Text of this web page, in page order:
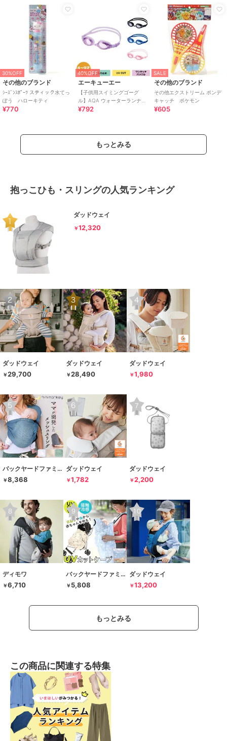
30%OFF
その他のブランド
ｼｰｽﾞﾝｽﾎﾟｰﾂ スティック水てっ
ぽう ハローキティ
¥770
40%OFF
エーキューエー
【子供用スイミングゴーグ
ル】AQA ウォーターランナー
キッズクリック KM-1640
¥792
SALE
その他のブランド
その他エクストリーム ポンデ
キャッチ ポケモン
¥605
もっとみる
抱っこひも・スリングの人気ランキング
ダッドウェイ
￥12,320
ダッドウェイ
￥29,700
ダッドウェイ
￥28,490
ダッドウェイ
￥1,980
バックヤードファミリー
￥8,368
ダッドウェイ
￥1,782
ダッドウェイ
￥2,200
ディモワ
￥6,710
バックヤードファミリー
￥ 5,808
ダッドウェイ
￥13,200
もっとみる
この商品に関連する特集